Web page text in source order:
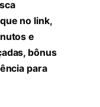
no link,
e
bônus
para